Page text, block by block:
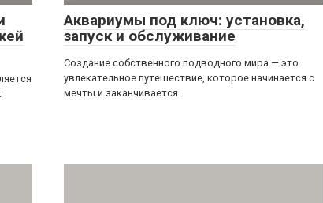
Аквариумы под ключ: установка,
запуск и обслуживание
Создание собственного подводного мира — это
увлекательное путешествие, которое начинается с
мечты и заканчивается